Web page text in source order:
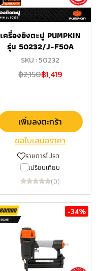
เครื่องยิงตะปู PUMPKIN
รุ่น 50232/J-F50A
SKU : 50232
฿2,150฿1,419
เพิ่มลงตะกร้า
ขอใบเสนอราคา
รายการโปรด
เปรียบเทียบ
(0)
-34%